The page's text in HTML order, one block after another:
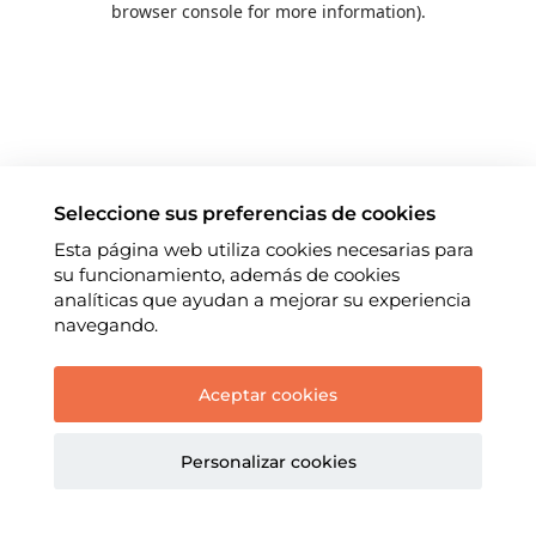
browser console for more information).
Seleccione sus preferencias de cookies
Esta página web utiliza cookies necesarias para
su funcionamiento, además de cookies
analíticas que ayudan a mejorar su experiencia
navegando.
Aceptar cookies
Personalizar cookies